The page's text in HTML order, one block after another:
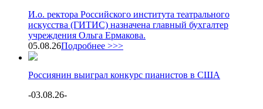
И.о. ректора Российского института театрального
искусства (ГИТИС) назначена главный бухгалтер
учреждения Ольга Ермакова.
05.08.26Подробнее >>>
Россиянин выиграл конкурс пианистов в США
-03.08.26-